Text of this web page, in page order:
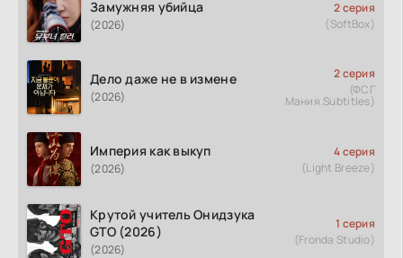
Замужняя убийца
(2026)
2 серия
(SoftBox)
Дело даже не в измене
(2026)
2 серия
(ФСГ
Мания.Subtitles)
Империя как выкуп
(2026)
4 серия
(Light Breeze)
Крутой учитель Онидзука
GTO (2026)
(2026)
1 серия
(Fronda Studio)